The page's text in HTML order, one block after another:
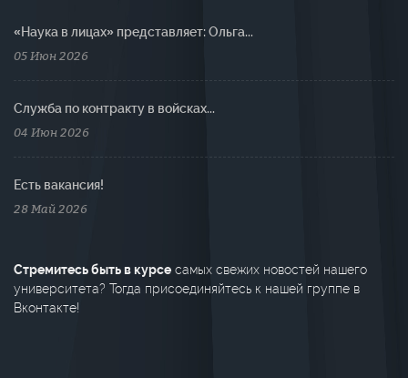
«Наука в лицах» представляет: Ольга...
05 Июн 2026
Cлужба по контракту в войсках...
04 Июн 2026
Есть вакансия!
28 Май 2026
Стремитесь быть в курсе самых свежих новостей нашего
университета? Тогда присоединяйтесь к нашей группе в
Вконтакте!